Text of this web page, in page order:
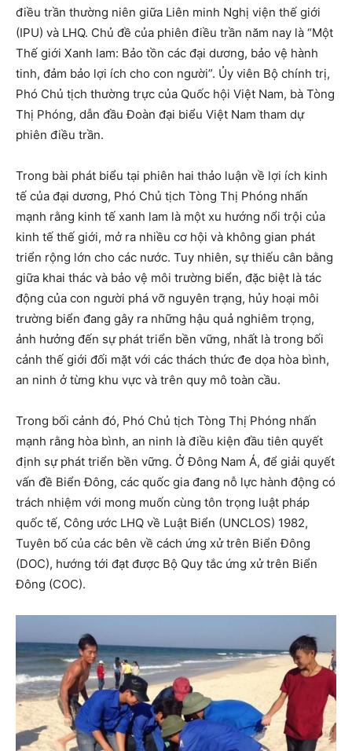
điều trần thường niên giữa Liên minh Nghị viện thế giới
(IPU) và LHQ. Chủ đề của phiên điều trần năm nay là “Một
Thế giới Xanh lam: Bảo tồn các đại dương, bảo vệ hành
tinh, đảm bảo lợi ích cho con người”. Ủy viên Bộ chính trị,
Phó Chủ tịch thường trực của Quốc hội Việt Nam, bà Tòng
Thị Phóng, dẫn đầu Đoàn đại biểu Việt Nam tham dự
phiên điều trần.
Trong bài phát biểu tại phiên hai thảo luận về lợi ích kinh
tế của đại dương, Phó Chủ tịch Tòng Thị Phóng nhấn
mạnh rằng kinh tế xanh lam là một xu hướng nổi trội của
kinh tế thế giới, mở ra nhiều cơ hội và không gian phát
triển rộng lớn cho các nước. Tuy nhiên, sự thiếu cân bằng
giữa khai thác và bảo vệ môi trường biển, đặc biệt là tác
động của con người phá vỡ nguyên trạng, hủy hoại môi
trường biển đang gây ra những hậu quả nghiêm trọng,
ảnh hưởng đến sự phát triển bền vững, nhất là trong bối
cảnh thế giới đối mặt với các thách thức đe dọa hòa bình,
an ninh ở từng khu vực và trên quy mô toàn cầu.
Trong bối cảnh đó, Phó Chủ tịch Tòng Thị Phóng nhấn
mạnh rằng hòa bình, an ninh là điều kiện đầu tiên quyết
định sự phát triển bền vững. Ở Đông Nam Á, để giải quyết
vấn đề Biển Đông, các quốc gia đang nỗ lực hành động có
trách nhiệm với mong muốn cùng tôn trọng luật pháp
quốc tế, Công ước LHQ về Luật Biển (UNCLOS) 1982,
Tuyên bố của các bên về cách ứng xử trên Biển Đông
(DOC), hướng tới đạt được Bộ Quy tắc ứng xử trên Biển
Đông (COC).